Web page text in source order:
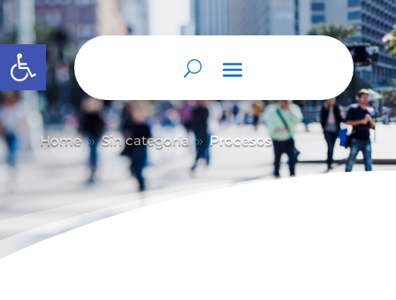
Abrir barra de herramientas
Home 9 Sin categoría 9 Procesos